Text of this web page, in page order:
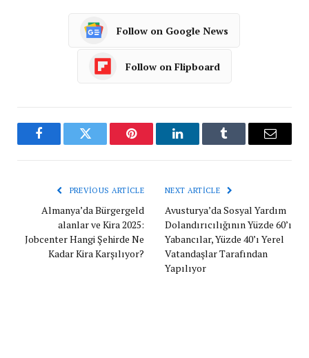
Follow on Google News
Follow on Flipboard
FacebookTwitter Pinterest LinkedInTumblr Email
PREVIOUS ARTICLE
Almanya’da Bürgergeld
alanlar ve Kira 2025:
Jobcenter Hangi Şehirde Ne
Kadar Kira Karşılıyor?
NEXT ARTICLE
Avusturya’da Sosyal Yardım
Dolandırıcılığının Yüzde 60’ı
Yabancılar, Yüzde 40’ı Yerel
Vatandaşlar Tarafından
Yapılıyor